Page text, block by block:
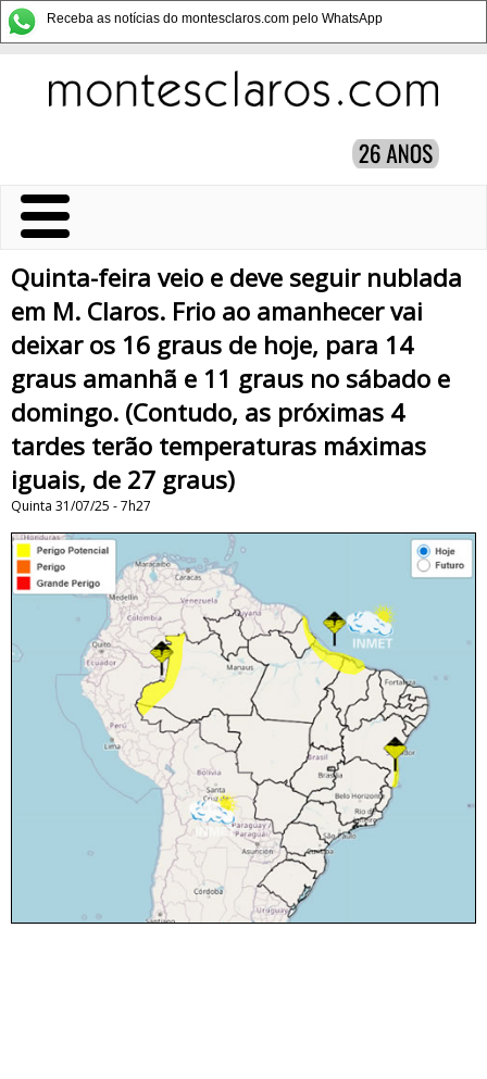
Receba as notícias do montesclaros.com pelo WhatsApp
Quinta-feira veio e deve seguir nublada
em M. Claros. Frio ao amanhecer vai
deixar os 16 graus de hoje, para 14
graus amanhã e 11 graus no sábado e
domingo. (Contudo, as próximas 4
tardes terão temperaturas máximas
iguais, de 27 graus)
Quinta 31/07/25 - 7h27